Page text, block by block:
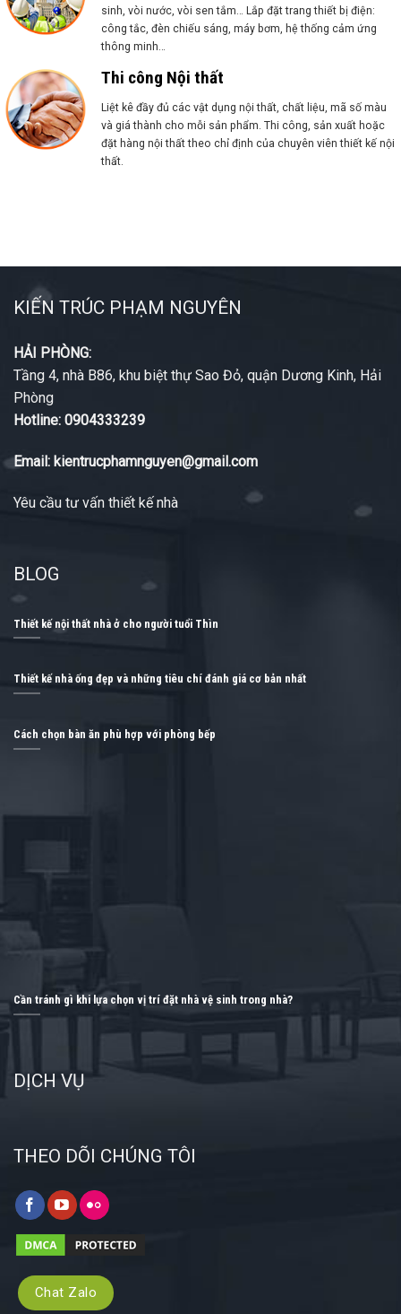
sinh, vòi nước, vòi sen tắm… Lắp đặt trang thiết bị điện:
công tắc, đèn chiếu sáng, máy bơm, hệ thống cảm ứng
thông minh…
Thi công Nội thất
Liệt kê đầy đủ các vật dụng nội thất, chất liệu, mã số màu
và giá thành cho mỗi sản phẩm. Thi công, sản xuất hoặc
đặt hàng nội thất theo chỉ định của chuyên viên thiết kế nội
thất.
KIẾN TRÚC PHẠM NGUYÊN
HẢI PHÒNG:
Tầng 4, nhà B86, khu biệt thự Sao Đỏ, quận Dương Kinh, Hải
Phòng
Hotline: 0904333239
Email: kientrucphamnguyen@gmail.com
Yêu cầu tư vấn thiết kế nhà
BLOG
Thiết kế nội thất nhà ở cho người tuổi Thìn
Thiết kế nhà ống đẹp và những tiêu chí đánh giá cơ bản nhất
Cách chọn bàn ăn phù hợp với phòng bếp
Cần tránh gì khi lựa chọn vị trí đặt nhà vệ sinh trong nhà?
DỊCH VỤ
THEO DÕI CHÚNG TÔI
Chat Zalo